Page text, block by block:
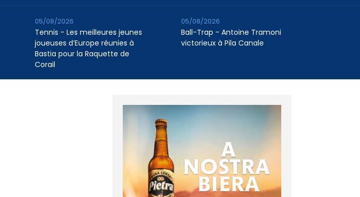
Tennis - Les meilleures jeunes
joueuses d’Europe réunies à
Bastia pour la Raquette de
Corail
05/08/2026
Ball-Trap - Antoine Tramoni
victorieux à Pila Canale
05/08/2026